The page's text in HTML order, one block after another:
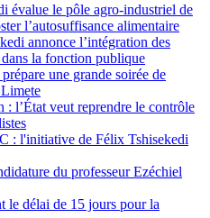
évalue le pôle agro-industriel de
l’autosuffisance alimentaire
annonce l’intégration des
la fonction publique
une grande soirée de
: l’État veut reprendre le contrôle
: l'initiative de Félix Tshisekedi
du professeur Ezéchiel
le délai de 15 jours pour la